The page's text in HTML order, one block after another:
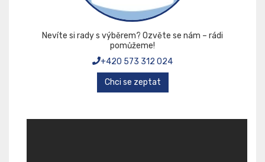
Nevíte si rady s výběrem? Ozvěte se nám – rádi
pomůžeme!
+420 573 312 024
Chci se zeptat